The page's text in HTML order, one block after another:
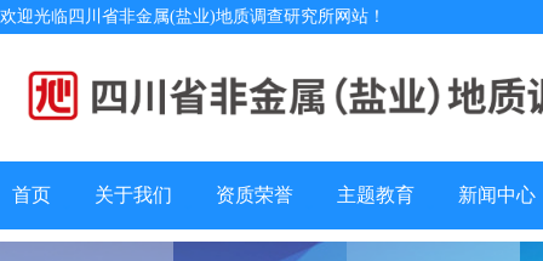
欢迎光临四川省非金属(盐业)地质调查研究所网站！
首页 关于我们 资质荣誉 主题教育 新闻中心